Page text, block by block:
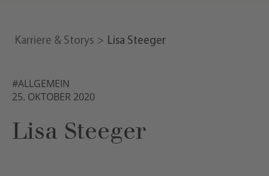
Karriere & Storys Lisa Steeger
#ALLGEMEIN
25. OKTOBER 2020
Lisa Steeger